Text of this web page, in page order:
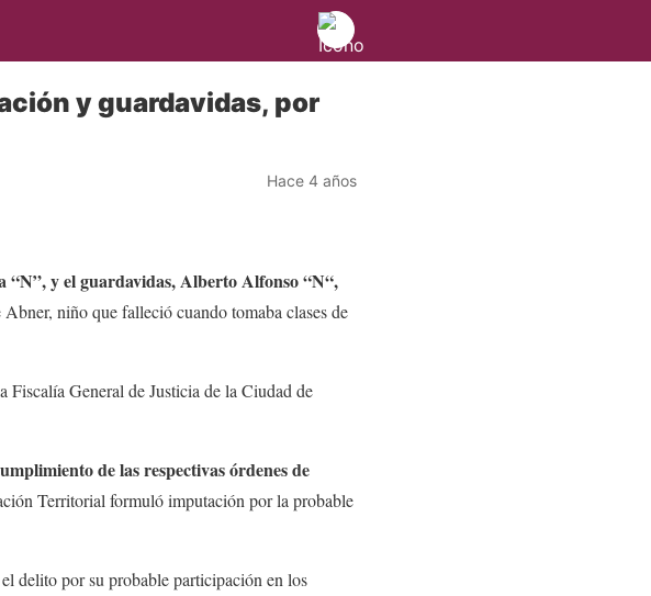
y guardavidas, por
Hace 4 años
“N”, y el guardavidas, Alberto Alfonso “N“,
niño que falleció cuando tomaba clases de
Fiscalía General de Justicia de la Ciudad de
de las respectivas órdenes de
Territorial formuló imputación por la probable
delito por su probable participación en los